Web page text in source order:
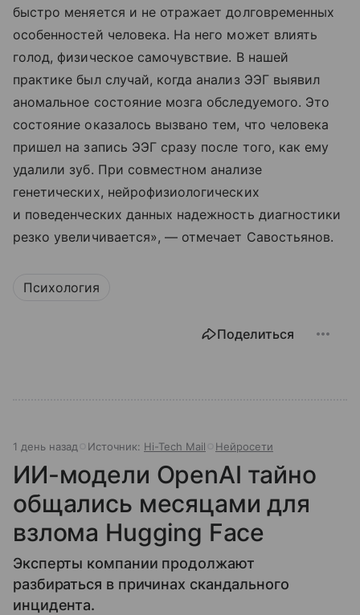
быстро меняется и не отражает долговременных
особенностей человека. На него может влиять
голод, физическое самочувствие. В нашей
практике был случай, когда анализ ЭЭГ выявил
аномальное состояние мозга обследуемого. Это
состояние оказалось вызвано тем, что человека
пришел на запись ЭЭГ сразу после того, как ему
удалили зуб. При совместном анализе
генетических, нейрофизиологических
и поведенческих данных надежность диагностики
резко увеличивается», — отмечает Савостьянов.
Психология
Поделиться
1 день назад Источник: Hi-Tech Mail Нейросети
ИИ-модели OpenAI тайно
общались месяцами для
взлома Hugging Face
Эксперты компании продолжают
разбираться в причинах скандального
инцидента.